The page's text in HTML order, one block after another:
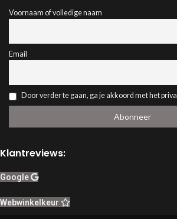
Voornaam of volledige naam
Email
Door verder te gaan, ga je akkoord met het
Klantreviews:
Google
Webwinkelkeur